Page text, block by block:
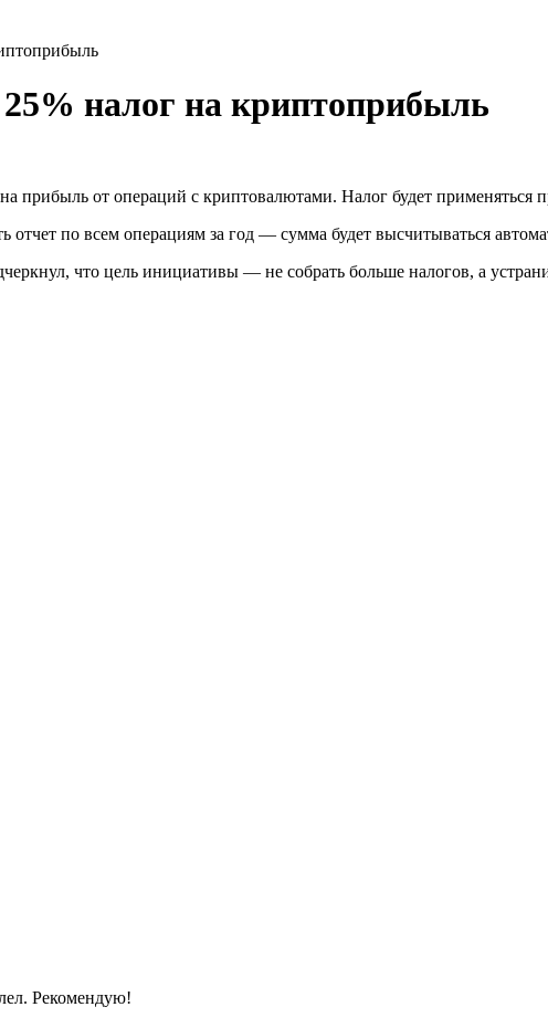
налог на криптоприбыль
прибыль от операций с криптовалютами. Налог будет применяться
отчет по всем операциям за год — сумма будет высчитываться
что цель инициативы — не собрать больше налогов, а
Рекомендую!